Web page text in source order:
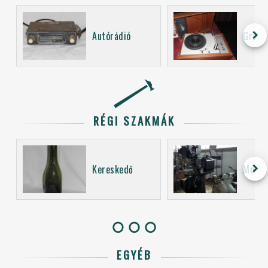
Autórádió keyboard_arrow_right
RÉGI SZAKMÁK
Kereskedő Mozi
keyboard_arrow_right
EGYÉB